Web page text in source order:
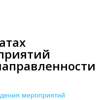
мероприятий